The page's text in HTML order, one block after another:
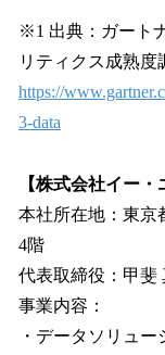
※1 出典：ガート
リティクス成熟度
https://
3-data
【株式会社イー・
本社所在地：東京
4階
代表取締役：甲斐
事業内容：
・データソリュー